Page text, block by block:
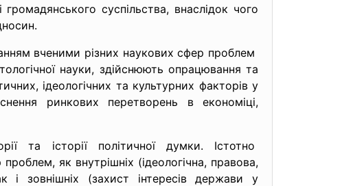
суспільства, внаслідок чого
вченими різних наукових сфер проблем
науки, здійснюють опрацювання та
ідеологічних та культурних факторів у
ринкових перетворень в економіці,
та історії політичної думки. Істотно
як внутрішніх (ідеологічна, правова,
і зовнішніх (захист інтересів держави у